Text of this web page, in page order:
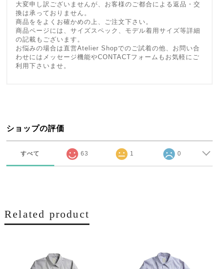
大変申し訳ございませんが、お客様のご都合による返品・交
換は承っておりません。
商品ををよくお確かめの上、ご注文下さい。
商品ページには、サイズスペック、モデル着用サイズ等詳細
の記載もございます。
お悩みの場合は直営Atelier Shopでのご試着の他、お問い合
わせにはメッセージ機能やCONTACTフォームもお気軽にご
利用下さいませ。
ショップの評価
すべて 63 1 0
Related product